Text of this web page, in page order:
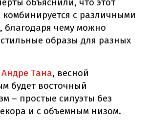
комбинируется с различными
благодаря чему можно
стильные образы для разных
Тана, весной
будет восточный
– простые силуэты без
и с объемным низом.